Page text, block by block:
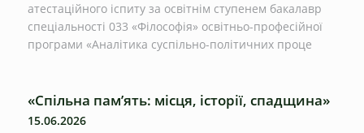
атестаційного іспиту за освітнім ступенем бакалавр
спеціальності 033 «Філософія» освітньо-професійної
програми «Аналітика суспільно-політичних проце
«Спільна пам’ять: місця, історії, спадщина»
15.06.2026